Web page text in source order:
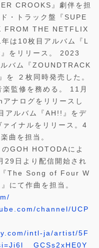
CROOKS』劇伴を担
・トラック盤『SUPE
FROM THE NETFLIX
は10枚目アルバム『L
をリリース。 2023
バム『ZOUNDTRACK
を ２枚同時発売した。
監修を務める。 11月
ナログをリリースし
アルバム『AH!!』をデ
イナルをリリース。4
曲を担当。
GOH HOTODAによ
日より配信開始され
The Song of Four W
にて作曲を担当。
channel/UCP
intl-ja/artist/5F